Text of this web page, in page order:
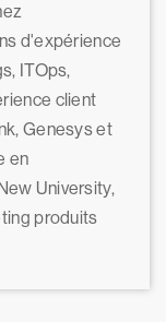
d'expérience
ITOps,
client
Genesys et
en
University,
produits